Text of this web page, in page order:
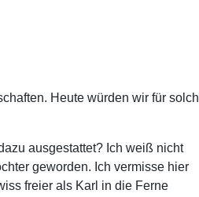
Heute würden wir für solch
ausgestattet? Ich weiß nicht
geworden. Ich vermisse hier
freier als Karl in die Ferne